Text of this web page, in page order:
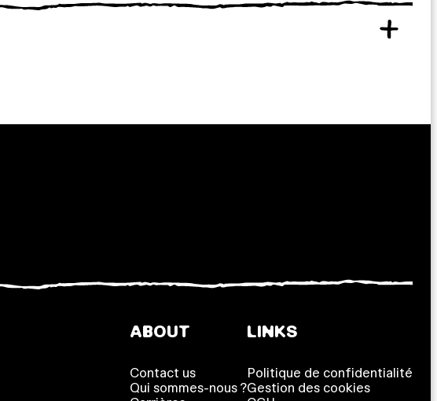
ABOUT
Contact us
Qui sommes-nous ?
LINKS
Politique de confidentialité
Gestion des cookies